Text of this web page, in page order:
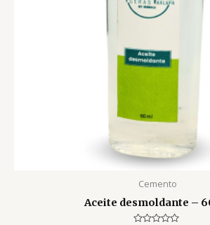
Cemento
Aceite desmoldante –